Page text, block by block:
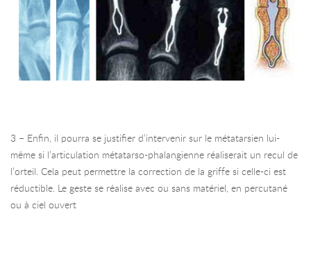
3 – Enfin, il pourra se justifier d’intervenir sur le métatarsien lui-
même si l’articulation métatarso-phalangienne réaliserait un recul de
l’orteil. Cela peut permettre la correction de la griffe si celle-ci est
réductible. Le geste se réalise avec ou sans matériel, en percutané
ou à ciel ouvert